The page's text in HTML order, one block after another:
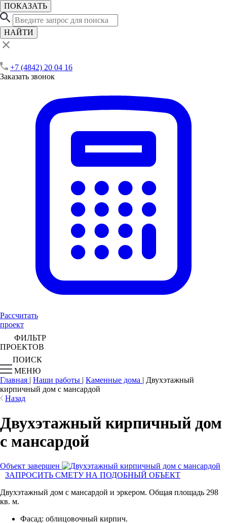
ПОКАЗАТЬ
НАЙТИ
+7 (4842) 20 04 16
Заказать звонок
Рассчитать
проект
ФИЛЬТР
ПРОЕКТОВ
ПОИСК
МЕНЮ
Главная | Наши работы | Каменные дома | Двухэтажный
кирпичный дом с мансардой
Назад
Двухэтажный кирпичный дом
с мансардой
Объект завершен
ЗАПРОСИТЬ СМЕТУ НА ПОДОБНЫЙ ОБЪЕКТ
Двухэтажный дом с мансардой и эркером. Общая площадь 298
кв. м.
Фасад: облицовочный кирпич.